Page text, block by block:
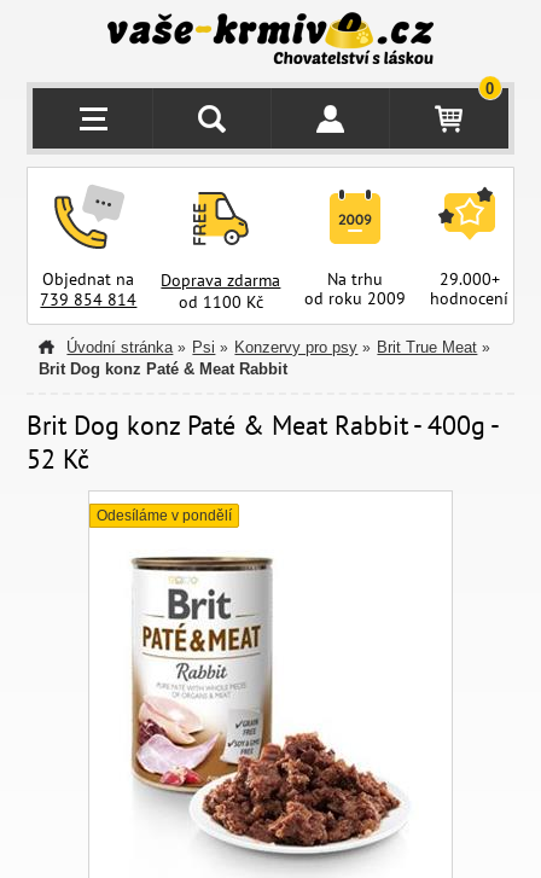
0
Objednat na
739 854 814
Doprava zdarma
od 1100 Kč
Na trhu
od roku 2009
29.000+
hodnocení
Úvodní stránka » Psi » Konzervy pro psy » Brit True Meat »
Brit Dog konz Paté & Meat Rabbit
Brit Dog konz Paté & Meat Rabbit - 400g -
52 Kč
Odesíláme v pondělí